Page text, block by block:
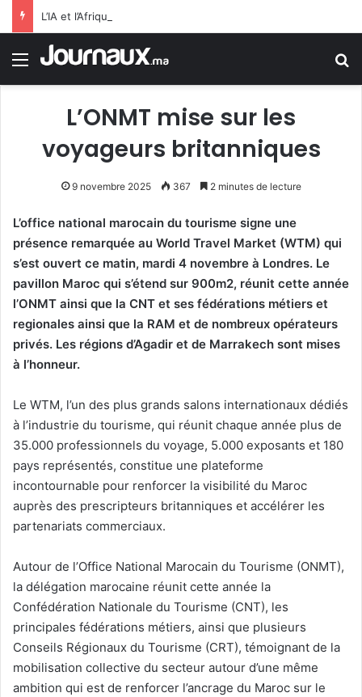
Menu
L’ONMT mise sur les
voyageurs britanniques
9 novembre 2025 367 2 minutes de lecture
L’office national marocain du tourisme signe une
présence remarquée au World Travel Market (WTM) qui
s’est ouvert ce matin, mardi 4 novembre à Londres. Le
pavillon Maroc qui s’étend sur 900m2, réunit cette année
l’ONMT ainsi que la CNT et ses fédérations métiers et
regionales ainsi que la RAM et de nombreux opérateurs
privés. Les régions d’Agadir et de Marrakech sont mises
à l’honneur.
Le WTM, l’un des plus grands salons internationaux dédiés
à l’industrie du tourisme, qui réunit chaque année plus de
35.000 professionnels du voyage, 5.000 exposants et 180
pays représentés, constitue une plateforme
incontournable pour renforcer la visibilité du Maroc
auprès des prescripteurs britanniques et accélérer les
partenariats commerciaux.
Autour de l’Office National Marocain du Tourisme (ONMT),
la délégation marocaine réunit cette année la
Confédération Nationale du Tourisme (CNT), les
principales fédérations métiers, ainsi que plusieurs
Conseils Régionaux du Tourisme (CRT), témoignant de la
mobilisation collective du secteur autour d’une même
ambition qui est de renforcer l’ancrage du Maroc sur le